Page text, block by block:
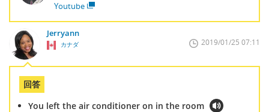
Youtube
Jerryann
カナダ 2019/01/25 07:11
回答
You left the air conditioner on in the room